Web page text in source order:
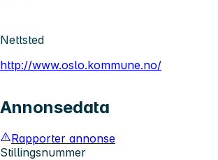
Nettsted
http://www.oslo.kommune.no/
Annonsedata
Rapporter annonse
Stillingsnummer